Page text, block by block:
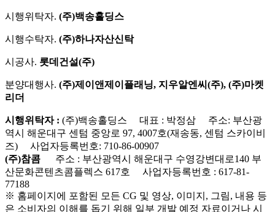
시행위탁자. (주)백송홀딩스
시행수탁자. (주)하나자산신탁
시공사. 롯데건설(주)
분양대행사. (주)제이앤제이플래닝, 지우알엔씨(주), (주)마켓
리더
시행위탁자 : (주)백송홀딩스 대표 : 박정삼 주소: 부산광
역시 해운대구 센텀 중앙로 97, 4007호(재송동, 센텀 스카이비
즈) 사업자등록번호: 710-86-00907
(주)참콤 주소 : 부산광역시 해운대구 수영강변대로140 부
산문화콘텐츠콤플렉스 617호 사업자등록번호 : 617-81-
77188
※ 홈페이지에 포함된 모든 CG 및 영상, 이미지, 그림, 내용 등
은 소비자의 이해를 돕기 위해 일부 개발 예정 자료이거나 시